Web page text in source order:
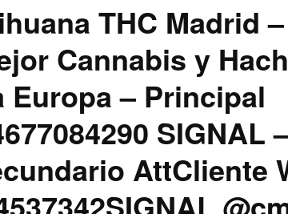
THC Madrid
Cannabis y
Europa – Principal
SIGNAL
AttCliente